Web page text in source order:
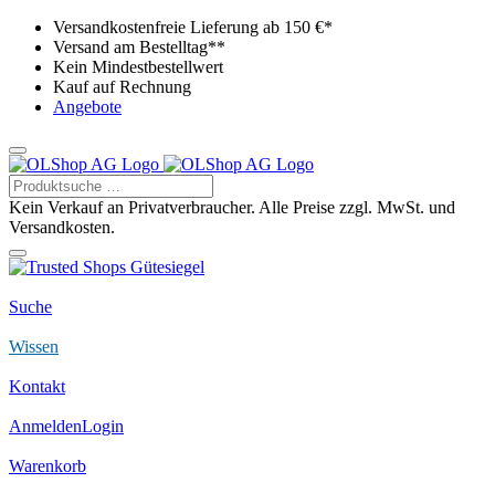
Versandkostenfreie Lieferung ab 150 €*
Versand am Bestelltag**
Kein Mindestbestellwert
Kauf auf Rechnung
Angebote
Kein Verkauf an Privatverbraucher. Alle Preise zzgl. MwSt. und
Versandkosten.
Suche
Wissen
Kontakt
AnmeldenLogin
Warenkorb